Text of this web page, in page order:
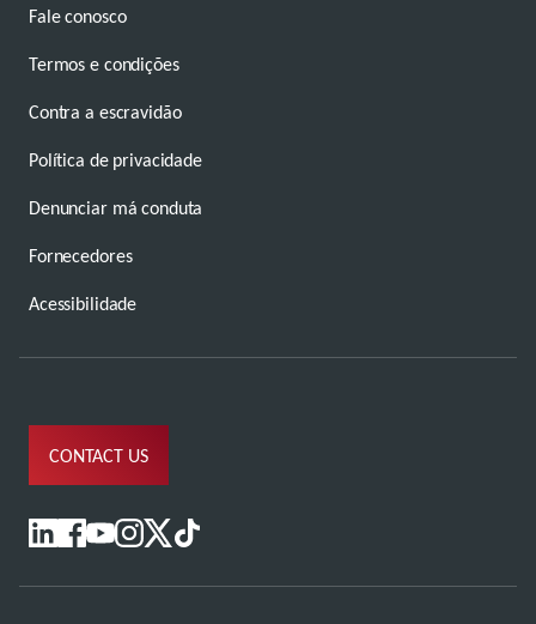
Fale conosco
Termos e condições
Contra a escravidão
Política de privacidade
Denunciar má conduta
Fornecedores
Acessibilidade
CONTACT US